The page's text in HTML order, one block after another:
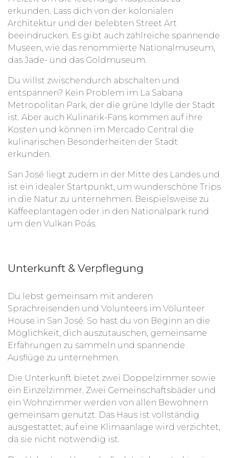
erkunden. Lass dich von der kolonialen
Architektur und der belebten Street Art
beeindrucken. Es gibt auch zahlreiche spannende
Museen, wie das renommierte Nationalmuseum,
das Jade- und das Goldmuseum.
Du willst zwischendurch abschalten und
entspannen? Kein Problem im La Sabana
Metropolitan Park, der die grüne Idylle der Stadt
ist. Aber auch Kulinarik-Fans kommen auf ihre
Kosten und können im Mercado Central die
kulinarischen Besonderheiten der Stadt
erkunden.
San José liegt zudem in der Mitte des Landes und
ist ein idealer Startpunkt, um wunderschöne Trips
in die Natur zu unternehmen. Beispielsweise zu
Kaffeeplantagen oder in den Nationalpark rund
um den Vulkan Poás.
Unterkunft & Verpflegung
Du lebst gemeinsam mit anderen
Sprachreisenden und Volunteers im Volunteer
House in San José. So hast du von Beginn an die
Möglichkeit, dich auszutauschen, gemeinsame
Erfahrungen zu sammeln und spannende
Ausflüge zu unternehmen.
Die Unterkunft bietet zwei Doppelzimmer sowie
ein Einzelzimmer. Zwei Gemeinschaftsbäder und
ein Wohnzimmer werden von allen Bewohnern
gemeinsam genutzt. Das Haus ist vollständig
ausgestattet; auf eine Klimaanlage wird verzichtet,
da sie nicht notwendig ist.